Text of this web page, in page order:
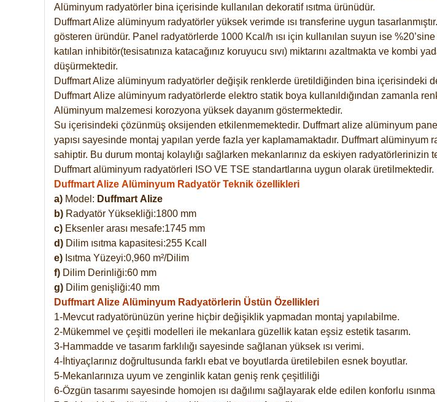
Alüminyum radyatörler bina içerisinde kullanılan dekoratif ısıtma ürünüdür.
Duffmart Alize alüminyum radyatörler yüksek verimde ısı transferine uygun
gösteren üründür. Panel radyatörlerde 1000 Kcal/h ısı için kullanılan suyun ise
katılan inhibitör(tesisatınıza katacağınız koruyucu sıvı) miktarını azaltmakta ve kombi
düşürmektedir.
Duffmart Alize alüminyum radyatörler değişik renklerde üretildiğinden bina içerisindeki
DuffmartAlize alüminyum radyatörlerde elektro statik boya kullanıldığından zamanla
Alüminyum malzemesi korozyona yüksek dayanım göstermektedir.
Su içerisindeki çözünmüş oksijenden etkilenmemektedir. Duffmart alize alüminyum
yapısı sayesinde montaj yapılan yerde fazla yer kaplamamaktadır. Duffmart
sahiptir. Bu durum montaj kolaylığı sağlarken mekanlarınız da eskiyen
Duffmart alüminyum radyatörleri ISO VE TSE standartlarına uygun olarak üretilmektedir.
Duffmart Alize Alüminyum Radyatör Teknik özellikleri
a) Model: Duffmart Alize
b) Radyatör Yüksekliği:1800 mm
c) Eksenler arası mesafe:1745 mm
d) Dilim ısıtma kapasitesi:255 Kcall
e) Isıtma Yüzeyi:0,960 m²/Dilim
f) Dilim Derinliği:60 mm
g) Dilim genişliği:40 mm
Duffmart Alize Alüminyum Radyatörlerin Üstün Özellikleri
1-Mevcut radyatörünüzün yerine hiçbir değişiklik yapmadan montaj yapılabilme.
2-Mükemmel ve çeşitli modelleri ile mekanlara güzellik katan eşsiz estetik tasarım.
3-Hammadde ve tasarım farklılığı sayesinde sağlanan yüksek ısı verimi.
4-İhtiyaçlarınız doğrultusunda farklı ebat ve boyutlarda üretilebilen esnek boyutlar.
5-Mekanlarınıza uyum ve zenginlik katan geniş renk çeşitliliği
6-Özgün tasarımı sayesinde homojen ısı dağılımı sağlayarak elde edilen konforlu ısınma